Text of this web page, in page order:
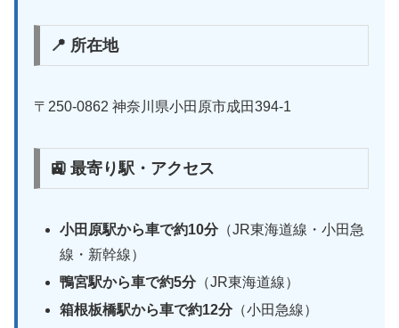
📍 所在地
〒250-0862 神奈川県小田原市成田394-1
🚉 最寄り駅・アクセス
小田原駅から車で約10分（JR東海道線・小田急
線・新幹線）
鴨宮駅から車で約5分（JR東海道線）
箱根板橋駅から車で約12分（小田急線）